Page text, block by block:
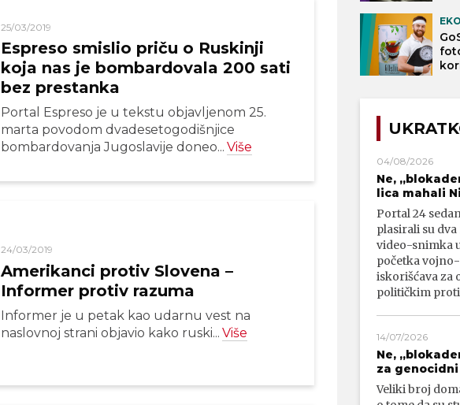
25/03/2019
Espreso smislio priču o Ruskinji
koja nas je bombardovala 200 sati
bez prestanka
Portal Espreso je u tekstu objavljenom 25.
marta povodom dvadesetogodišnjice
bombardovanja Jugoslavije doneo... Više
24/03/2019
Amerikanci protiv Slovena –
Informer protiv razuma
Informer je u petak kao udarnu vest na
naslovnoj strani objavio kako ruski... Više
04/08/2026
Ne,
lica mahali
Portal 24
plasirali su
video-snimka
početka
iskorišćava za
političkim
14/07/2026
Ne,
za
Veliki broj